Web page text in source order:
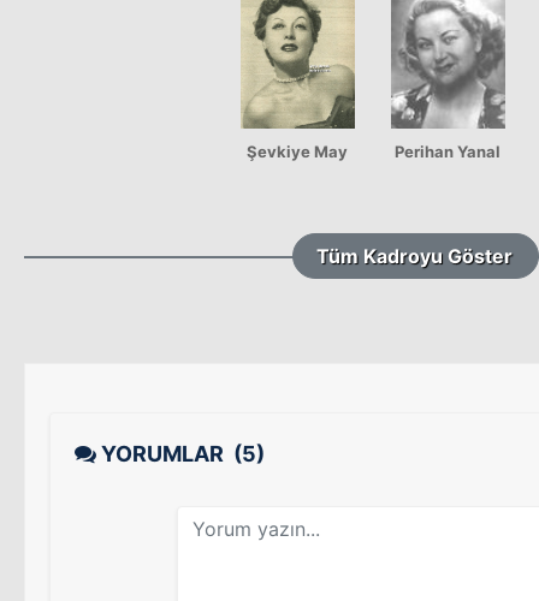
Şevkiye May Perihan Yanal
Tüm Kadroyu Göster
YORUMLAR (5)